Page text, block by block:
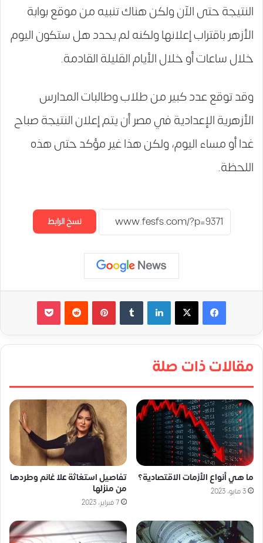
النتيجة حتى الآن ولكن هناك تنبيه من موقع بوابة
الأزهر باقتراب إعلانها ولكنه لم يحدد هل ستكون اليوم
خلال ساعات أو خلال الأيام القليلة القادمة.
وقد توقع عدد كبير من طلاب وطالبات المدارس
الأزهرية الإعدادية في مصر أن يتم إعلان النتيجة صباح
غدا أو مساء اليوم، ولكن هذا غير مؤكد حتى هذه
اللحظة.
نسخ الرابط
لينكدإن بينتيريست
مقالات ذات صلة
ما هي أنواع الأزمات الاقتصادية؟
3 مايو، 2023
تفاصيل استغاثة علا غانم وطردها
من منزلها
7 فبراير، 2023